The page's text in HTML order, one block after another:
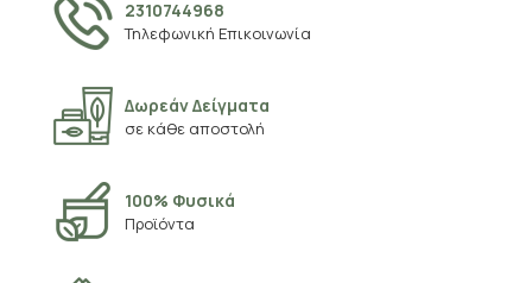
2310744968
Τηλεφωνική Επικοινωνία
Δωρεάν Δείγματα
σε κάθε αποστολή
100% Φυσικά
Προϊόντα